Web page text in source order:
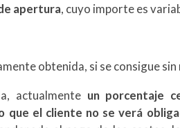
apertura, cuyo importe es
obtenida, si se consigue
actualmente un porcentaje
el cliente no se verá